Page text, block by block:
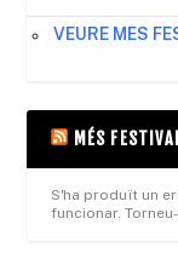
VEURE MES
MÉS
S'ha produït un
funcionar.